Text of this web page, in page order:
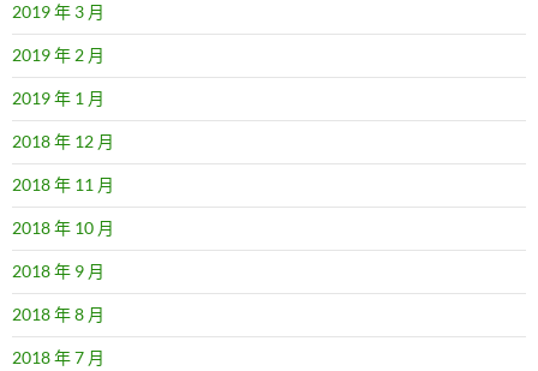
2019 年 3 月
2019 年 2 月
2019 年 1 月
2018 年 12 月
2018 年 11 月
2018 年 10 月
2018 年 9 月
2018 年 8 月
2018 年 7 月